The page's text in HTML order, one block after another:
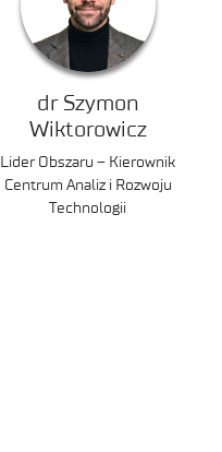
dr Szymon
Wiktorowicz
Lider Obszaru – Kierownik
Centrum Analiz i Rozwoju
Technologii